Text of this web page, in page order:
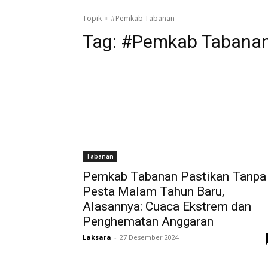
Topik #Pemkab Tabanan
Tag: #Pemkab
Tabanan
Pemkab Tabanan Pastikan Tanpa
Pesta Malam Tahun Baru,
Alasannya: Cuaca Ekstrem dan
Penghematan Anggaran
Laksara - 27 Desember 2024